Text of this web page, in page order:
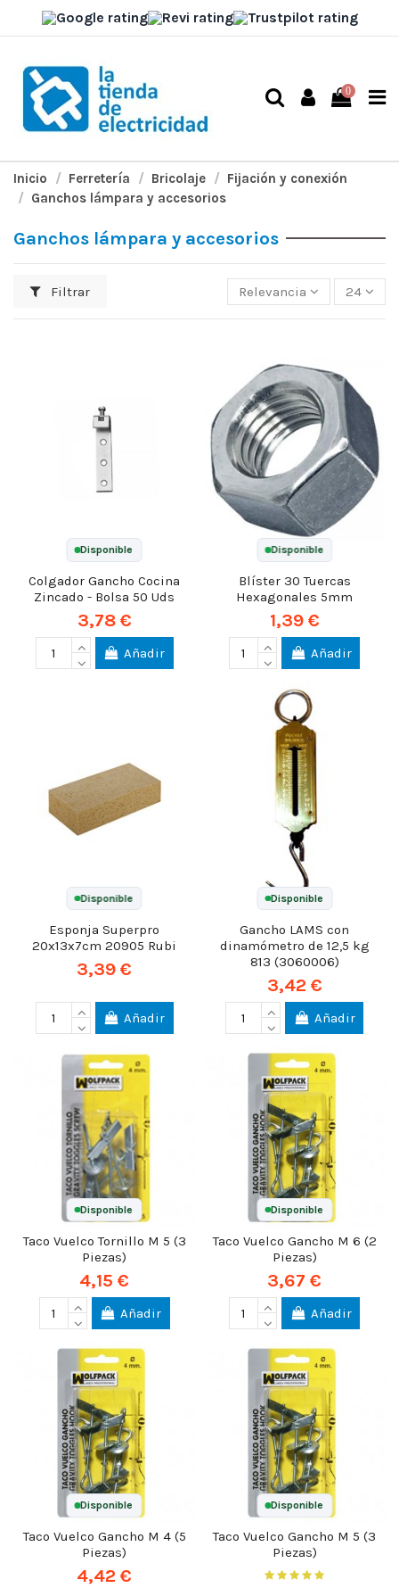
0
Inicio Ferretería Bricolaje
Fijación y conexión
Ganchos lámpara y accesorios
Ganchos lámpara y accesorios
Filtrar Relevancia 24
Disponible
Colgador Gancho Cocina
Zincado - Bolsa 50 Uds
3,78 €
Añadir
Disponible
Blíster 30 Tuercas
Hexagonales 5mm
1,39 €
Añadir
Disponible
Esponja Superpro
20x13x7cm 20905 Rubi
3,39 €
Añadir
Disponible
Gancho LAMS con
dinamómetro de 12,5 kg
813 (3060006)
3,42 €
Añadir
Disponible
Taco Vuelco Tornillo M 5 (3
Piezas)
4,15 €
Añadir
Disponible
Taco Vuelco Gancho M 6 (2
Piezas)
3,67 €
Añadir
Disponible
Taco Vuelco Gancho M 4 (5
Piezas)
4,42 €
Disponible
Taco Vuelco Gancho M 5 (3
Piezas)